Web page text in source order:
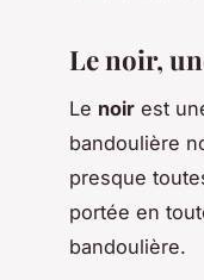
Le noir,
Le noir est
bandoulière
presque
portée en
bandoulière.